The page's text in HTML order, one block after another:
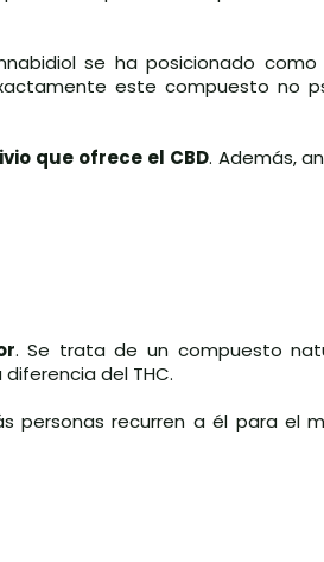
se ha posicionado como
este compuesto no
que ofrece el CBD. Además,
. Se trata de un compuesto
del THC.
personas recurren a él para el